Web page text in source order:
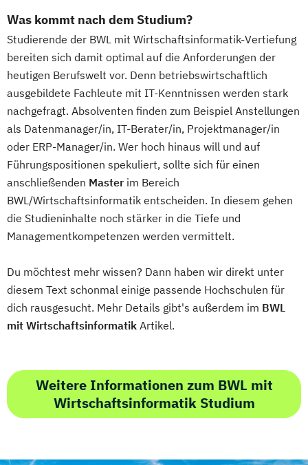
Was kommt nach dem Studium?
Studierende der BWL mit Wirtschaftsinformatik-Vertiefung
bereiten sich damit optimal auf die Anforderungen der
heutigen Berufswelt vor. Denn betriebswirtschaftlich
ausgebildete Fachleute mit IT-Kenntnissen werden stark
nachgefragt. Absolventen finden zum Beispiel Anstellungen
als Datenmanager/in, IT-Berater/in, Projektmanager/in
oder ERP-Manager/in. Wer hoch hinaus will und auf
Führungspositionen spekuliert, sollte sich für einen
anschließenden Master im Bereich
BWL/Wirtschaftsinformatik entscheiden. In diesem gehen
die Studieninhalte noch stärker in die Tiefe und
Managementkompetenzen werden vermittelt.
Du möchtest mehr wissen? Dann haben wir direkt unter
diesem Text schonmal einige passende Hochschulen für
dich rausgesucht. Mehr Details gibt's außerdem im BWL
mit Wirtschaftsinformatik Artikel.
Weitere Informationen zum BWL mit
Wirtschaftsinformatik Studium